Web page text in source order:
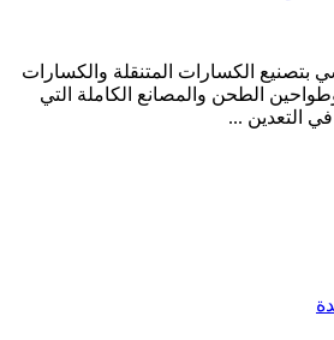
الكسارات المتنقلة والكسارات
الطحن والمصانع الكاملة التي
التعدين ...